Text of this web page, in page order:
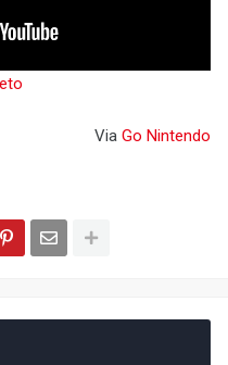
Via Go Nintendo